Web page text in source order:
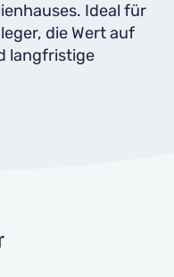
Ideal für
die Wert auf
langfristige